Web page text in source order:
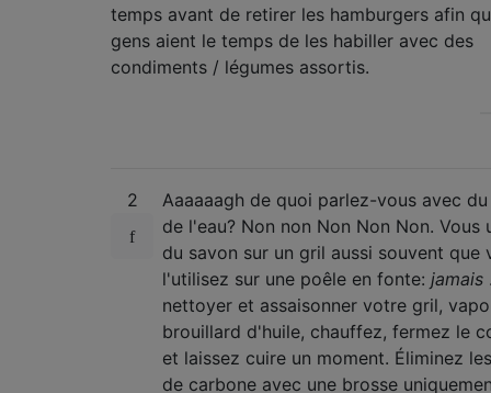
temps avant de retirer les hamburgers afin
gens aient le temps de les habiller avec des
condiments / légumes assortis.
2
Aaaaaagh de quoi parlez-vous avec
de l'eau? Non non Non Non Non. Vous
du savon sur un gril aussi souvent que
l'utilisez sur une poêle en fonte: jamais
nettoyer et assaisonner votre gril,
brouillard d'huile, chauffez, fermez le
et laissez cuire un moment. Éliminez
de carbone avec une brosse